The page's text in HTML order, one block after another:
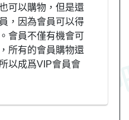
可以購物，但是還
，因為會員可以得
會員不僅有機會可
所有的會員購物還
以成爲VIP會員會